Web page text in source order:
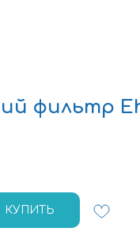
фильтр
КУПИТЬ